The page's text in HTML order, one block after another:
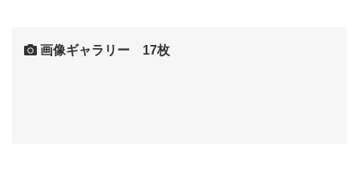
画像ギャラリー 17枚